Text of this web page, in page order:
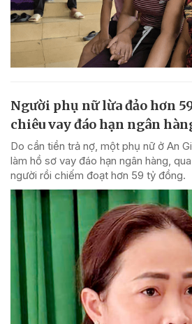
Người phụ nữ lừa đảo hơn
chiêu vay đáo hạn ngân
Do cần tiền trả nợ, một phụ nữ ở An
làm hồ sơ vay đáo hạn ngân hàng,
người rồi chiếm đoạt hơn 59 tỷ đồng.